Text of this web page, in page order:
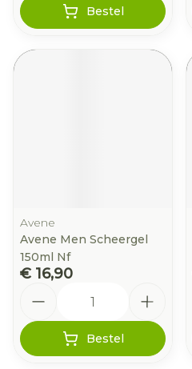
Bestel
Avene
Avene Men Scheergel
150ml Nf
€ 16,90
Bestel